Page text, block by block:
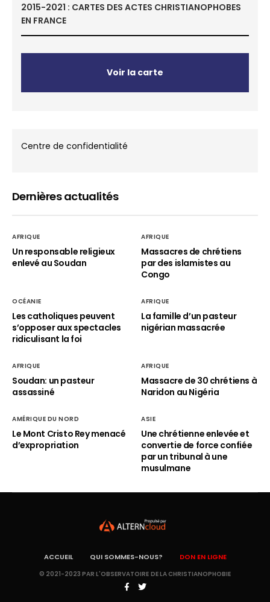
2015-2021 : CARTES DES ACTES CHRISTIANOPHOBES
EN FRANCE
Voir la carte
Centre de confidentialité
Dernières actualités
AFRIQUE
Un responsable religieux
enlevé au Soudan
AFRIQUE
Massacres de chrétiens
par des islamistes au
Congo
OCÉANIE
Les catholiques peuvent
s’opposer aux spectacles
ridiculisant la foi
AFRIQUE
La famille d’un pasteur
nigérian massacrée
AFRIQUE
Soudan: un pasteur
assassiné
AFRIQUE
Massacre de 30 chrétiens à
Naridon au Nigéria
AMÉRIQUE DU NORD
Le Mont Cristo Rey menacé
d’expropriation
ASIE
Une chrétienne enlevée et
convertie de force confiée
par un tribunal à une
musulmane
ACCUEIL QUI SOMMES-NOUS? DON EN LIGNE
© 2021-2023 PAR L'OBSERVATOIRE DE LA CHRISTIANOPHOBIE